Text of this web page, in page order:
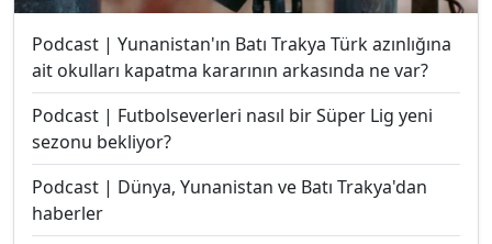
Podcast | Yunanistan'ın Batı Trakya Türk azınlığına
ait okulları kapatma kararının arkasında ne var?
Podcast | Futbolseverleri nasıl bir Süper Lig yeni
sezonu bekliyor?
Podcast | Dünya, Yunanistan ve Batı Trakya'dan
haberler